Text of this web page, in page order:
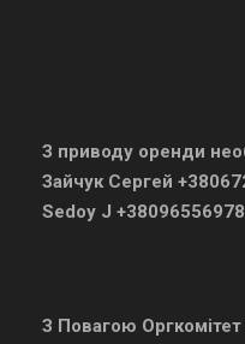
З приводу оренди
Зайчук Сергей
Sedoy J
З Повагою Оргкомітет